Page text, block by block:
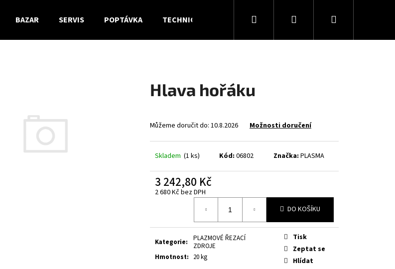
BAZAR SERVIS POPTÁVKA TECHNICKÉ PLYNY KONTAKTY
Hledat PřihlášeníNákupní
Hlava hořáku
Můžeme doručit do: 10.8.2026 Možnosti doručení
Skladem (1 ks) Kód: 06802 Značka: PLASMA
3 242,80 Kč
2 680 Kč bez DPH
DO KOŠÍKU
Kategorie:
PLAZMOVÉ ŘEZACÍ
ZDROJE
Hmotnost: 20 kg
Tisk
Zeptat se
Hlídat
najít?
ELEKTRODY OK-92.58 PR.2,5/ OK NIFE-CL-A